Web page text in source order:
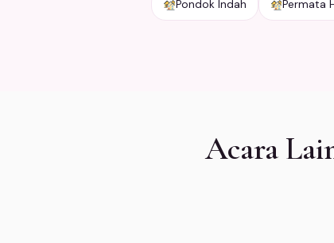
Pondok Indah Permata
Acara